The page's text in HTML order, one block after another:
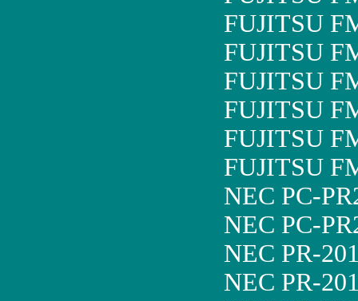
FUJITSU
FUJITSU
FUJITSU
FUJITSU
FUJITSU
FUJITSU
NEC PC-
NEC PC-
NEC PR-
NEC PR-